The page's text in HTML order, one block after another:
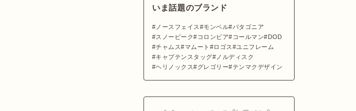
いま話題のブランド
ノースフェイス モンベル パタゴニア
スノーピーク
コロンビア コールマン
DOD
チャムス
マムート ロゴス
ユニフレーム
キャプテンスタッグ
ノルディスク
ヘリノックス
グレゴリー テンマクデザイン